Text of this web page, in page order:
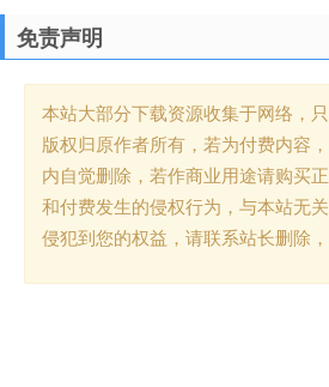
免责声明
本站大部分下载资源收集于网络，
版权归原作者所有，若为付费内容
内自觉删除，若作商业用途请购买
和付费发生的侵权行为，与本站无
侵犯到您的权益，请联系站长删除